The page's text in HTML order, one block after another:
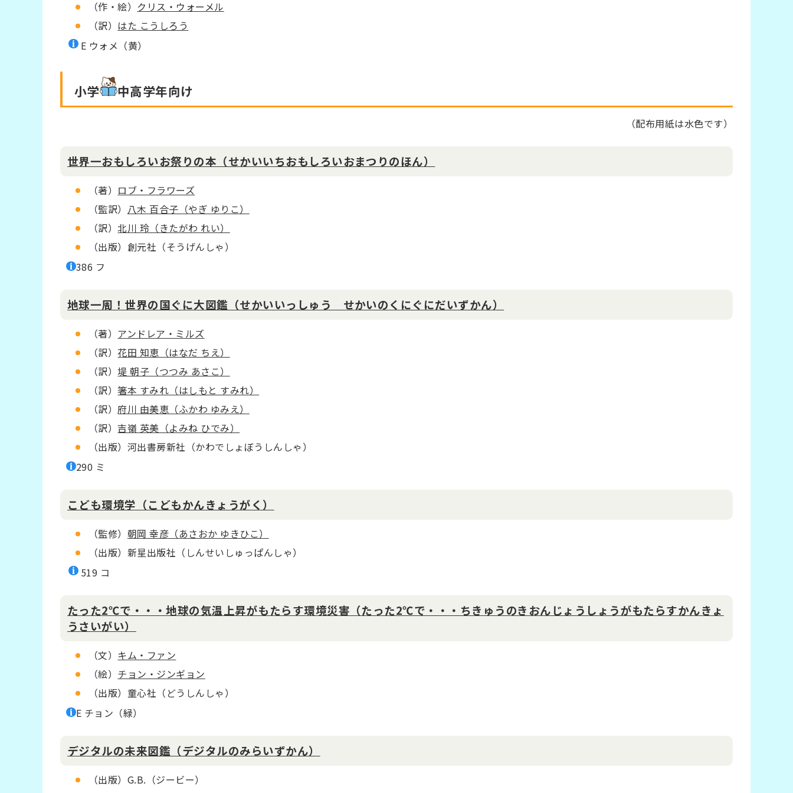
（作・絵） クリス・ウォーメル
（訳） はた こうしろう
E ウォメ（黄）
小学 中高学年向け
（配布用紙は水色です）
世界一おもしろいお祭りの本（せかいいちおもしろいおまつりのほん）
（著） ロブ・フラワーズ
（監訳） 八木 百合子（やぎ ゆりこ）
（訳）北川 玲（きたがわ れい）
（出版）創元社（そうげんしゃ）
386 フ
地球一周！世界の国ぐに大図鑑（せかいいっしゅう せかいのくにぐにだいずかん）
（著） アンドレア・ミルズ
（訳）花田 知恵（はなだ ちえ）
（訳）堤 朝子（つつみ あさこ）
（訳）箸本 すみれ（はしもと すみれ）
（訳）府川 由美恵（ふかわ ゆみえ）
（訳）吉嶺 英美（よみね ひでみ）
（出版）河出書房新社（かわでしょぼうしんしゃ）
290 ミ
こども環境学（こどもかんきょうがく）
（監修） 朝岡 幸彦（あさおか ゆきひこ）
（出版）新星出版社（しんせいしゅっぱんしゃ）
519 コ
たった2℃で・・・地球の気温上昇がもたらす環境災害 （たった2℃で・・・ちきゅうのきおんじょうしょうがもたらすかんきょ
うさいがい）
（文） キム・ファン
（絵） チョン・ジンギョン
（出版）童心社（どうしんしゃ）
E チョン（緑）
デジタルの未来図鑑（デジタルのみらいずかん）
（出版）G.B.（ジービー）